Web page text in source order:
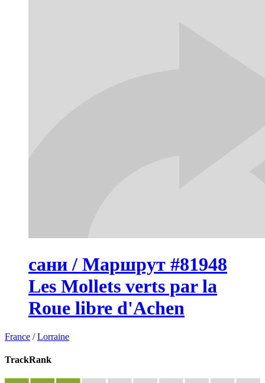
сани / Маршрут #81948
Les Mollets verts par la
Roue libre d'Achen
France /Lorraine
TrackRank